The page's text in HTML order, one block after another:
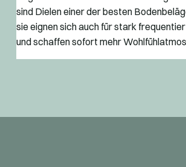
sind Dielen einer der besten
sie eignen sich auch für stark
und schaffen sofort mehr